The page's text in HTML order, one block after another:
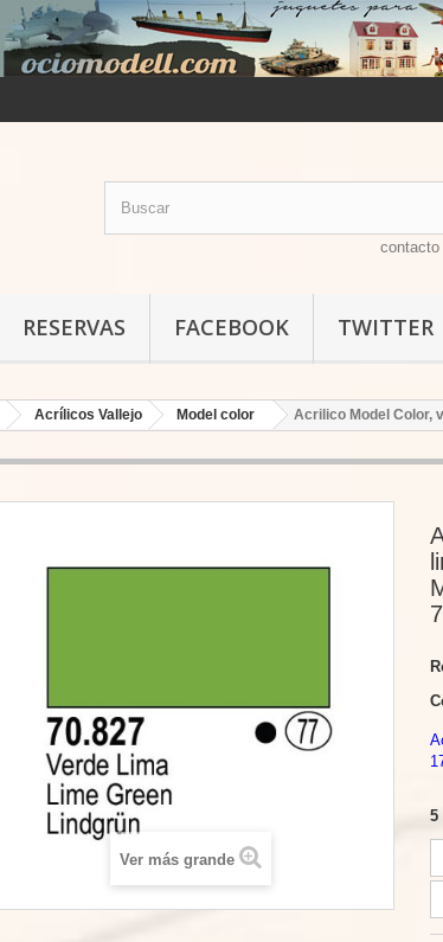
contacto
RESERVAS FACEBOOK TWITTER
Acrílicos Vallejo Model color Acrilico Model Color,
Ver más grande
5